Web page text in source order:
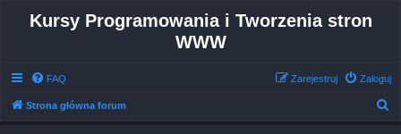
Kursy Programowania i Tworzenia stron
WWW
FAQ Zaloguj
Zarejestruj
Strona główna forum